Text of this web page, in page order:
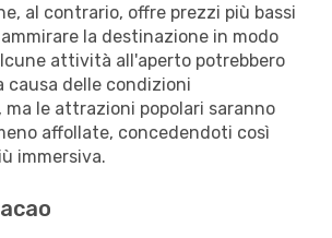
al contrario, offre prezzi più bassi
la destinazione in modo
attività all'aperto potrebbero
causa delle condizioni
ma le attrazioni popolari saranno
affollate, concedendoti così
immersiva.